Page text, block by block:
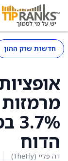
חדשות שוק ההון
הדוח
דה פליי (TheFly)